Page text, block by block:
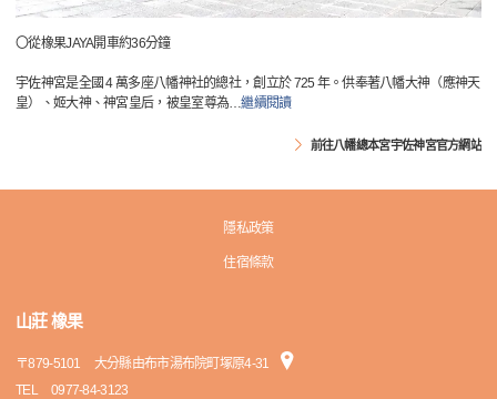
〇從橡果JAYA開車約36分鐘
宇佐神宮是全國 4 萬多座八幡神社的總社，創立於 725 年。供奉著八幡大神（應神天
皇）、姬大神、神宮皇后，被皇室尊為…繼續閱讀
前往八幡總本宮宇佐神宮官方網站
隱私政策
住宿條款
山莊 橡果
〒879-5101
大分縣由布市湯布院町塚原4-31
TEL
0977-84-3123